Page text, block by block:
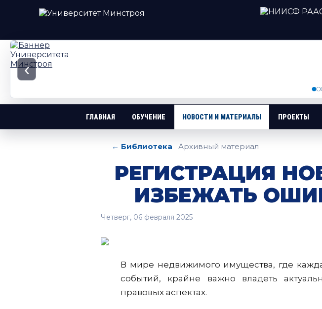
‹
ГЛАВНАЯ ОБУЧЕНИЕ НОВОСТИ И МАТЕРИАЛЫ ПРОЕКТЫ
← Библиотека Архивный материал
РЕГИСТРАЦИЯ
ИЗБЕЖАТЬ
Четверг, 06 февраля 2025
В мире недвижимого имущества, где
событий, крайне важно владеть
правовых аспектах.